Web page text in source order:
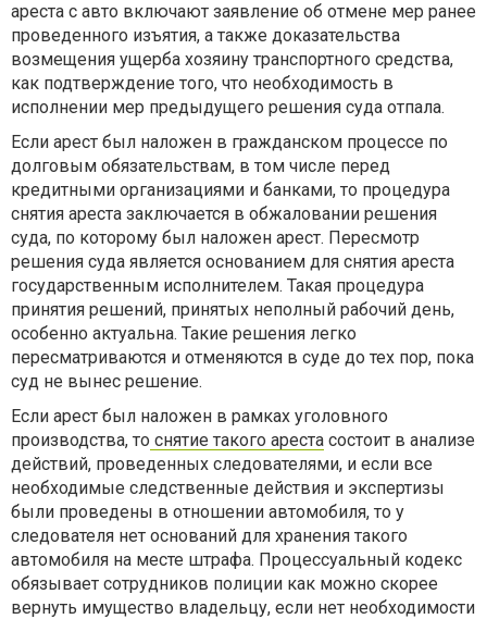
ареста с авто включают заявление об отмене мер ранее
проведенного изъятия, а также доказательства
возмещения ущерба хозяину транспортного средства,
как подтверждение того, что необходимость в
исполнении мер предыдущего решения суда отпала.
Если арест был наложен в гражданском процессе по
долговым обязательствам, в том числе перед
кредитными организациями и банками, то процедура
снятия ареста заключается в обжаловании решения
суда, по которому был наложен арест. Пересмотр
решения суда является основанием для снятия ареста
государственным исполнителем. Такая процедура
принятия решений, принятых неполный рабочий день,
особенно актуальна. Такие решения легко
пересматриваются и отменяются в суде до тех пор, пока
суд не вынес решение.
Если арест был наложен в рамках уголовного
производства, то снятие такого ареста состоит в анализе
действий, проведенных следователями, и если все
необходимые следственные действия и экспертизы
были проведены в отношении автомобиля, то у
следователя нет оснований для хранения такого
автомобиля на месте штрафа. Процессуальный кодекс
обязывает сотрудников полиции как можно скорее
вернуть имущество владельцу, если нет необходимости